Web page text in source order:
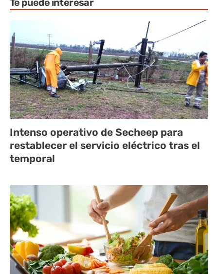
Te puede interesar
Intenso operativo de Secheep para
restablecer el servicio eléctrico tras el
temporal